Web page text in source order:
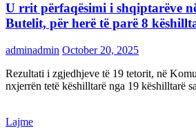
U rrit përfaqësimi i shqiptarëve
Butelit, për herë të parë 8
adminadmin October 20, 2025
Rezultati i zgjedhjeve të 19 tetorit, në
nxjerrën tetë këshilltarë nga 19 këshilltarë
Lajme